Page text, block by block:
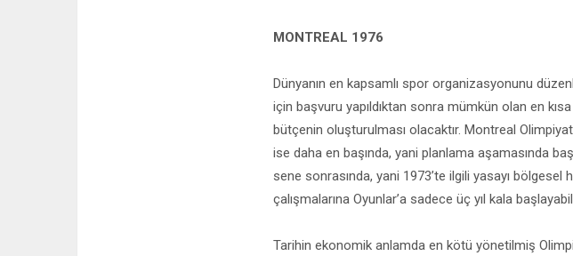
MONTREAL 1976
Dünyanın en kapsamlı spor organizasyonunu
için başvuru yapıldıktan sonra mümkün olan en
bütçenin oluşturulması olacaktır. Montreal
ise daha en başında, yani planlama aşamasında
sene sonrasında, yani 1973’te ilgili yasayı
çalışmalarına Oyunlar’a sadece üç yıl kala
Tarihin ekonomik anlamda en kötü yönetilmiş